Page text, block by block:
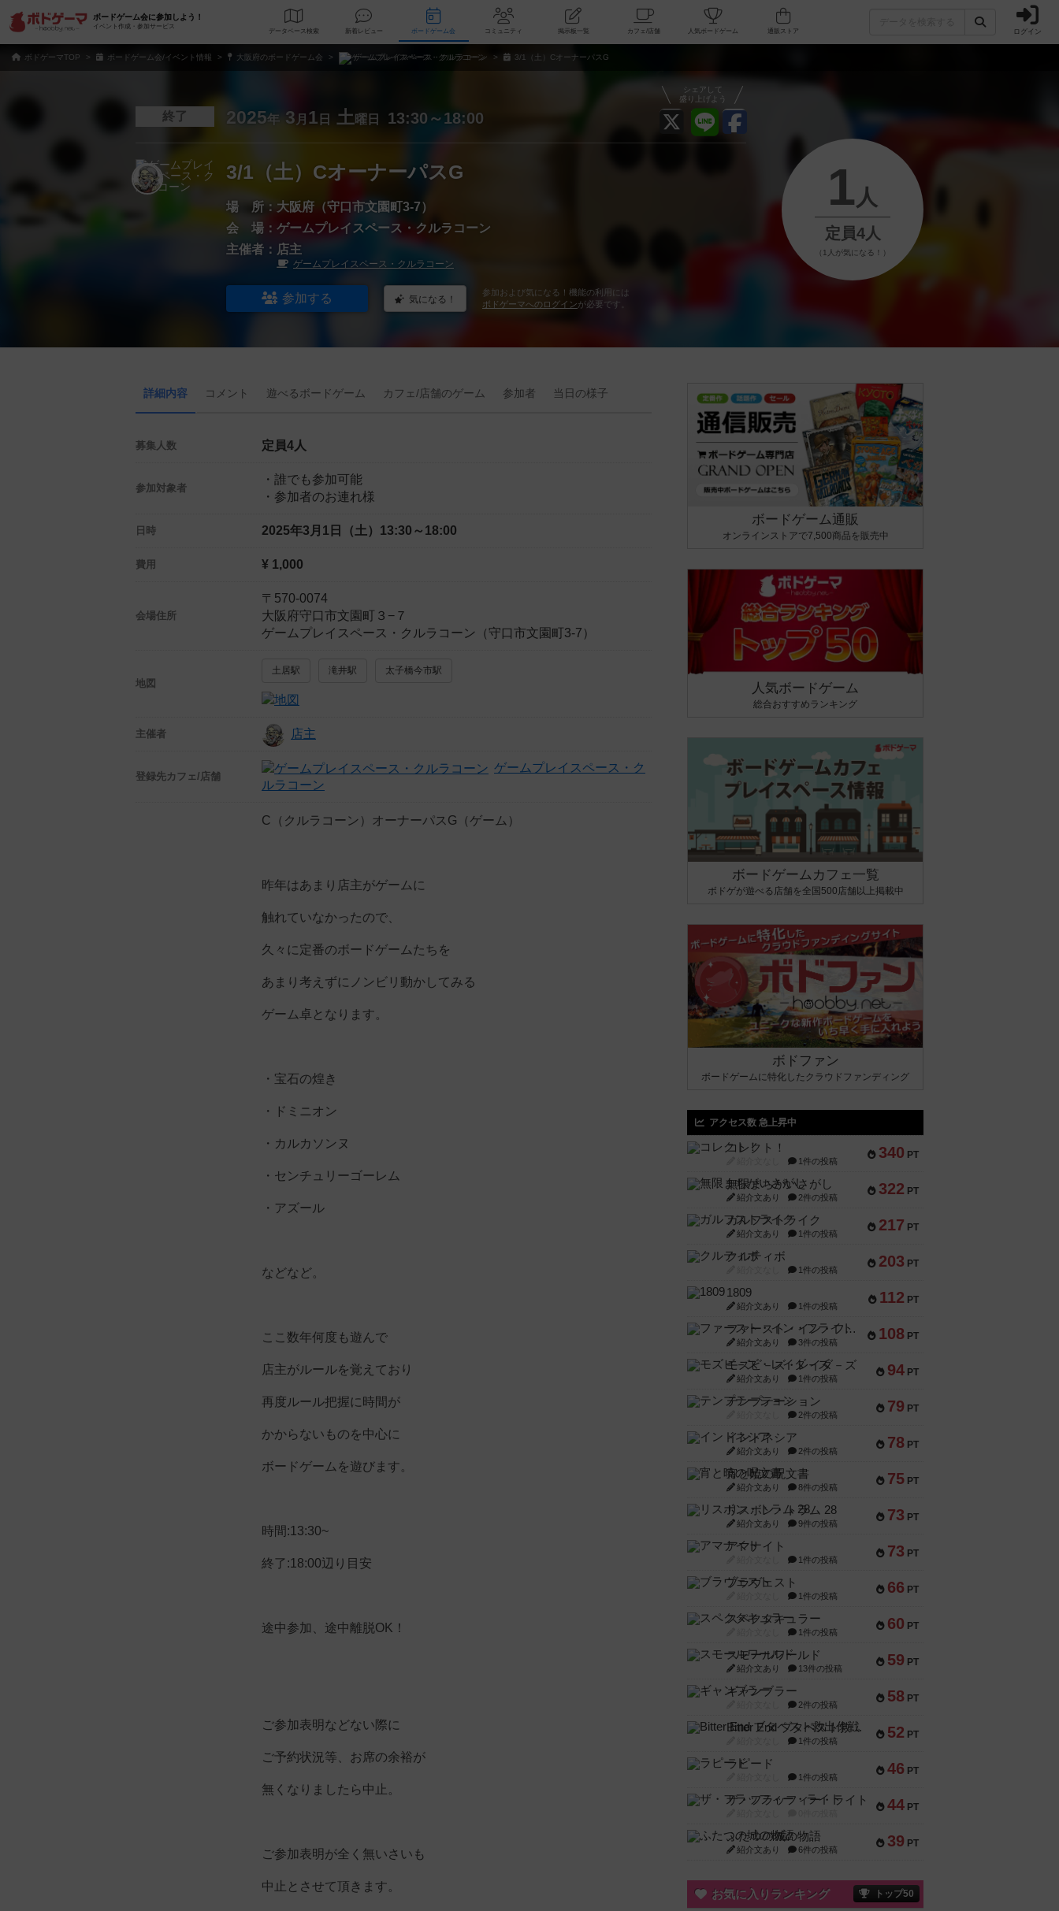
ボードゲーム会に参加しよう！
イベント作成・参加サービス
データベース 検索 新着レビュー ボードゲーム会 コミュニティ 掲示板一覧 カフェ/店舗 人気ボードゲーム ログイン
ボドゲーマTOP ボードゲーム会/イベント情報 大阪府のボードゲーム会 ゲームプレイスペース・クルラコーン 3/1（土）CオーナーパスG
シェアして
盛り上げよう
終了 2025年 3 月 1 日 土 曜日 13:30～18:00
3/1（土）CオーナーパスG
場 所： 大阪府（守口市文園町3-7）
会 場： ゲームプレイスペース・クルラコーン
主催者： 店主
ゲームプレイスペース・クルラコーン
参加する 気になる！
参加および気になる！機能の利用には
ボドゲーマへのログインが必要です。
1 人
定員4人
（1人が気になる！）
詳細内容 コメント 遊べるボードゲーム カフェ/店舗のゲーム 参加者 当日の様子
募集人数 定員4人
参加対象者
・誰でも参加可能
・参加者のお連れ様
日時 2025年3月1日（土） 13:30～18:00
費用 ¥ 1,000
会場住所
〒570-0074
大阪府守口市文園町３−７
ゲームプレイスペース・クルラコーン（守口市文園町3-7）
地図
土居駅 滝井駅 太子橋今市駅
主催者 店主
登録先カフェ/店舗
ゲームプレイスペース・ク
ルラコーン
C（クルラコーン）オーナーパスG（ゲーム）
昨年はあまり店主がゲームに
触れていなかったので、
久々に定番のボードゲームたちを
あまり考えずにノンビリ動かしてみる
ゲーム卓となります。
・宝石の煌き
・ドミニオン
・カルカソンヌ
・センチュリーゴーレム
・アズール
などなど。
ここ数年何度も遊んで
店主がルールを覚えており
再度ルール把握に時間が
かからないものを中心に
ボードゲームを遊びます。
時間:13:30~
終了:18:00辺り目安
途中参加、途中離脱OK！
ご参加表明などない際に
ご予約状況等、お席の余裕が
無くなりましたら中止。
ご参加表明が全く無いさいも
中止とさせて頂きます。
ボードゲーム通販
オンラインストアで7,500商品を販売中
人気ボードゲーム
総合おすすめランキング
ボードゲームカフェ一覧
ボドゲが遊べる店舗を全国500店舗以上掲載中
ボドファン
ボードゲームに特化したクラウドファンディング
アクセス数 急上昇中
340 PT
コレクト！
1件の投稿
322 PT
無限まちがいさがし
紹介文あり 2件の投稿
217 PT
ガルフストライク
紹介文あり 1件の投稿
203 PT
クルティボ
1件の投稿
112 PT
1809
紹介文あり 1件の投稿
108 PT
ファースト・イン・フライト
紹介文あり 3件の投稿
94 PT
モズビ－ズ・レイダ－ズ
紹介文あり 1件の投稿
79 PT
テンプテーション
2件の投稿
78 PT
インドネシア
紹介文あり 2件の投稿
75 PT
宵と暁の呪文書
紹介文あり 8件の投稿
73 PT
リスボン・トラム 28
紹介文あり 9件の投稿
73 PT
アマナイト
1件の投稿
66 PT
ブラヴェスト
1件の投稿
60 PT
スペクタキュラー
1件の投稿
59 PT
スモールワールド
紹介文あり 13件の投稿
58 PT
ギャンブラー
2件の投稿
52 PT
Bitter End ブタペスト救出作戦
1件の投稿
46 PT
ラピード
1件の投稿
44 PT
ザ・フラッフィー・ライト
39 PT
ふたつの城の物語
紹介文あり 6件の投稿
お気に入りランキング トップ50